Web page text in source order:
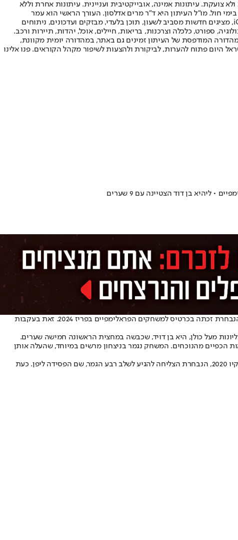
צועקת. עיתונות אמינה, אובייקטיבית ועניינית. עיתונות אחרת וללא
שיעור החשיפה הגבוה ביותר בימי חול. מו"ל העיתון היא ד"ר מרים אדלסון. העורך הראשי הוא עמר
לחמנוביץ, והעורך המייסד הוא עמוס רגב. אתרי האינטרנט של "ישראל היום" בעברית ובאנגלית, כמו כן היישומונים (אפליקציות) לאנדרואיד ול-iOS, מציגים חדשות מסביב לשעון, תוכן בלעדי, מבזקים ועדכונים, ניתוחים
ספורט, כלכלה וצרכנות, בריאות, חיילים, אוכל, יהדות, תיירות ורכב.
המודפסת של העיתון זמינים גם באתר, במהדורה יומית מקוונת,
היום פתוח להערות, לביקורת ולהצעות לשיפור מקהל הקוראים. פנו אלינו
הישג גדול לנבחרת הנשים של ישראל בכדורשער, שניצחו 0:10 את נבחרת גרמניה והעפילו לגמר אליפות אירופה בפודגוריצה שבמונטנגרו. בנוסף, הנבחרת זכתה בכרטיס למשחקים הפראלימפיים בפריז 2024. זאת בעקבות
מעל כולן, היא בן דויד, שכבשה במחצית הראשונה חמישה שערים.
הכפיים מהנוכחים. המשחק נגמר בניצחון מרשים במיוחד, שהעלה אותן
עד היום שיחקה השתתפה הנבחרת פעמיים במשחקים הפראלימפיים, כאשר בריו 2016 הכחולות לבנות הפסידו ברבע הגמר לטורקיה, כשגם בטוקיו 2020, הנבחרת הצליחה להגיע לשלב רבע הגמר, שם הפסידה ליפן. כעת